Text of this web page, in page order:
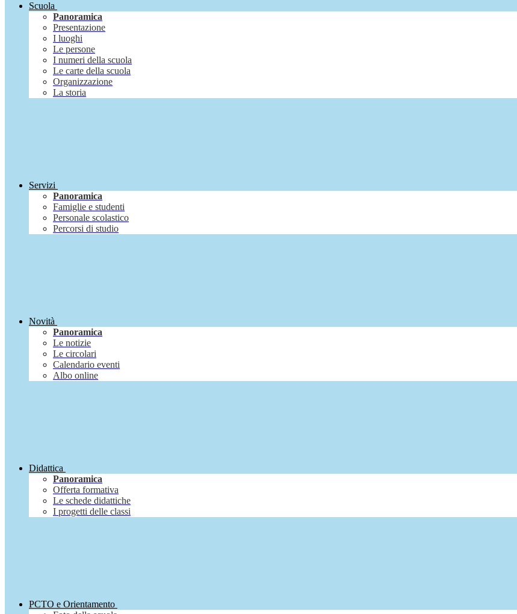
Scuola
Panoramica
Presentazione
I luoghi
Le persone
I numeri della scuola
Le carte della scuola
Organizzazione
La storia
Servizi
Panoramica
Famiglie e studenti
Personale scolastico
Percorsi di studio
Novità
Panoramica
Le notizie
Le circolari
Calendario eventi
Albo online
Didattica
Panoramica
Offerta formativa
Le schede didattiche
I progetti delle classi
PCTO e Orientamento